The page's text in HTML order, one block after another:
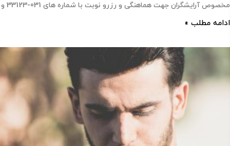
مخصوص آرایشگران جهت هماهنگی و رزرو نوبت با شماره های 031-33123 و
ادامه مطلب »